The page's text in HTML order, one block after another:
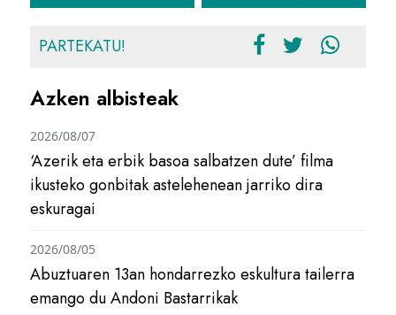
PARTEKATU!
Azken albisteak
‘Azerik eta erbik basoa salbatzen dute’ filma
ikusteko gonbitak astelehenean jarriko dira
eskuragai
2026/08/07
Abuztuaren 13an hondarrezko eskultura tailerra
emango du Andoni Bastarrikak
2026/08/05